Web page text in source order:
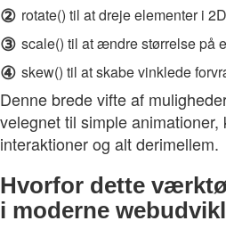
② rotate() til at dreje elementer i
③ scale() til at ændre størrelse på
④ skew() til at skabe vinklede
Denne brede vifte af
velegnet til simple animationer,
interaktioner og alt derimellem.
Hvorfor dette
i moderne